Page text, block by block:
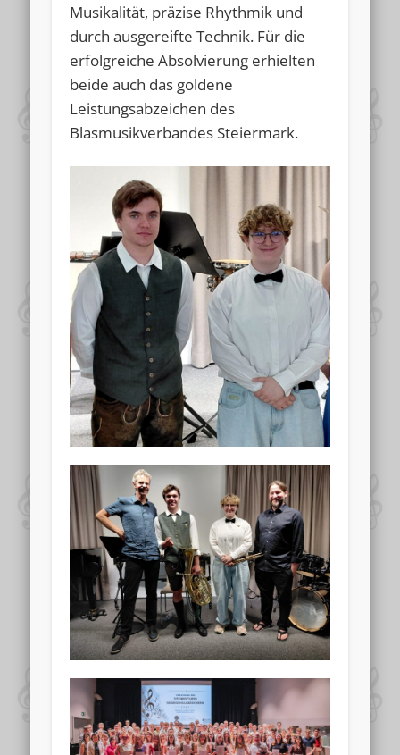
Musikalität, präzise Rhythmik und
durch ausgereifte Technik. Für die
erfolgreiche Absolvierung erhielten
beide auch das goldene
Leistungsabzeichen des
Blasmusikverbandes Steiermark.